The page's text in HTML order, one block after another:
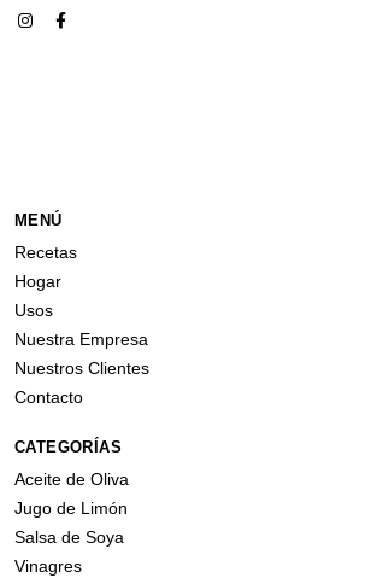
MENÚ
Recetas
Hogar
Usos
Nuestra Empresa
Nuestros Clientes
Contacto
CATEGORÍAS
Aceite de Oliva
Jugo de Limón
Salsa de Soya
Vinagres